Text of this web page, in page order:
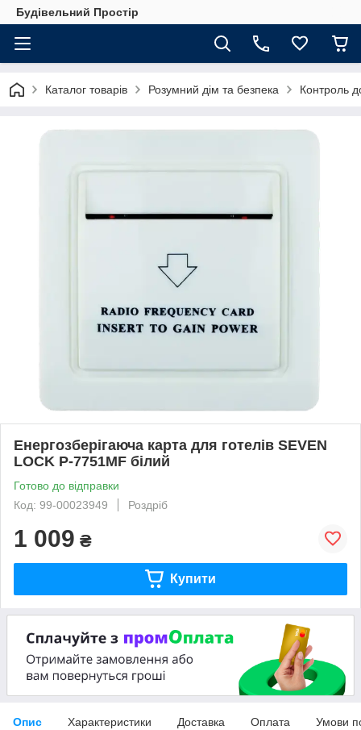
Будівельний Простір
Каталог товарів Розумний дім та безпека Контроль
Енергозберігаюча карта для готелів SEVEN
LOCK P-7751MF білий
Готово до відправки
Код: 99-00023949
Роздріб
1 009 ₴
Купити
Опис Характеристики Доставка Оплата Умови